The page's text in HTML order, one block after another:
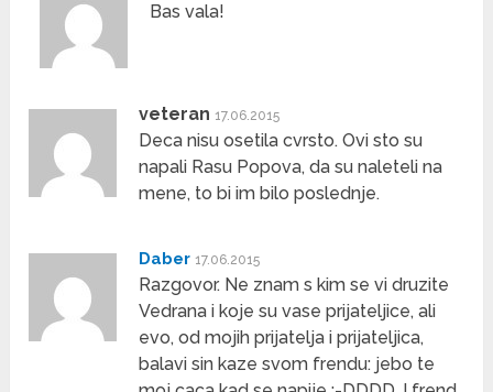
Bas vala!
veteran 17.06.2015
Deca nisu osetila cvrsto. Ovi sto su
napali Rasu Popova, da su naleteli na
mene, to bi im bilo poslednje.
Daber 17.06.2015
Razgovor. Ne znam s kim se vi druzite
Vedrana i koje su vase prijateljice, ali
evo, od mojih prijatelja i prijateljica,
balavi sin kaze svom frendu: jebo te